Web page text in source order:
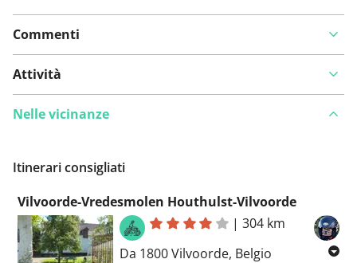
Commenti
Attività
Nelle vicinanze
Itinerari consigliati
Vilvoorde-Vredesmolen Houthulst-Vilvoorde
|304 km
Da 1800 Vilvoorde, Belgio